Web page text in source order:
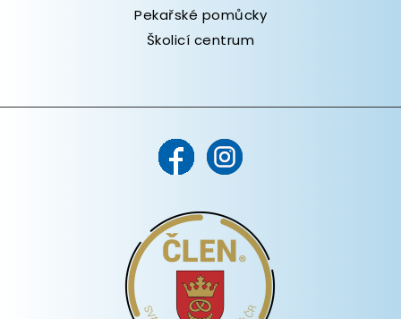
Pekařské pomůcky
Školicí centrum